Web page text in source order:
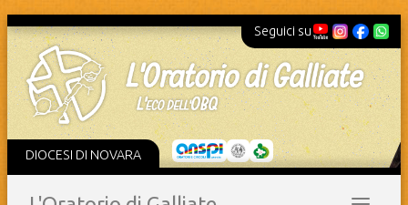
Seguici su
DIOCESI DI NOVARA